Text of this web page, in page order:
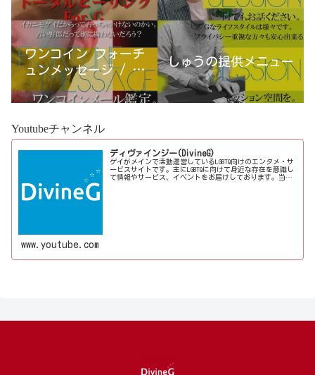
ワンコイン フォーチ
ュンメッセージ / 古
宮優雨
しゅうの提供メニュー
Youtubeチャンネル
ディヴァインジー(DivineG)
ゲイがメインで活動運営しているLGBTQ向けのエンタメ・サ
ービスサイトです。主にLGBTQに向けて身近な存在を意識し
て情報やサービス、イベントをお届けしております。当事
www.youtube.com